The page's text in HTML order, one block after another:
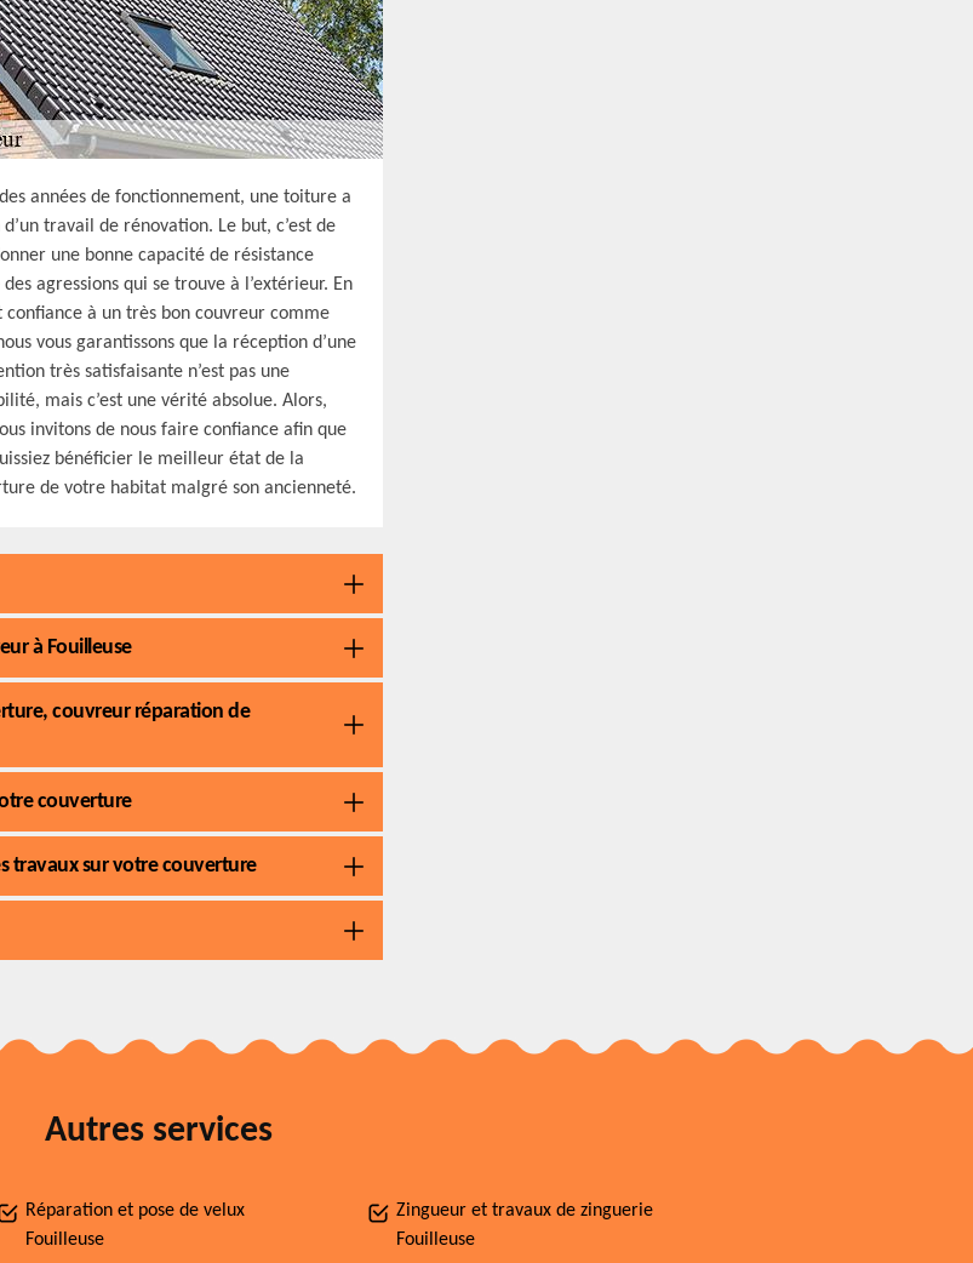
années de fonctionnement, une toiture a
d’un travail de rénovation. Le but, c’est de
une bonne capacité de résistance
agressions qui se trouve à l’extérieur. En
confiance à un très bon couvreur comme
vous garantissons que la réception d’une
très satisfaisante n’est pas une
mais c’est une vérité absolue. Alors,
invitons de nous faire confiance afin que
bénéficier le meilleur état de la
de votre habitat malgré son ancienneté.
à Fouilleuse
couvreur réparation de
couverture
travaux sur votre couverture
Autres services
Réparation et pose de velux
Fouilleuse
Zingueur et travaux de zinguerie
Fouilleuse